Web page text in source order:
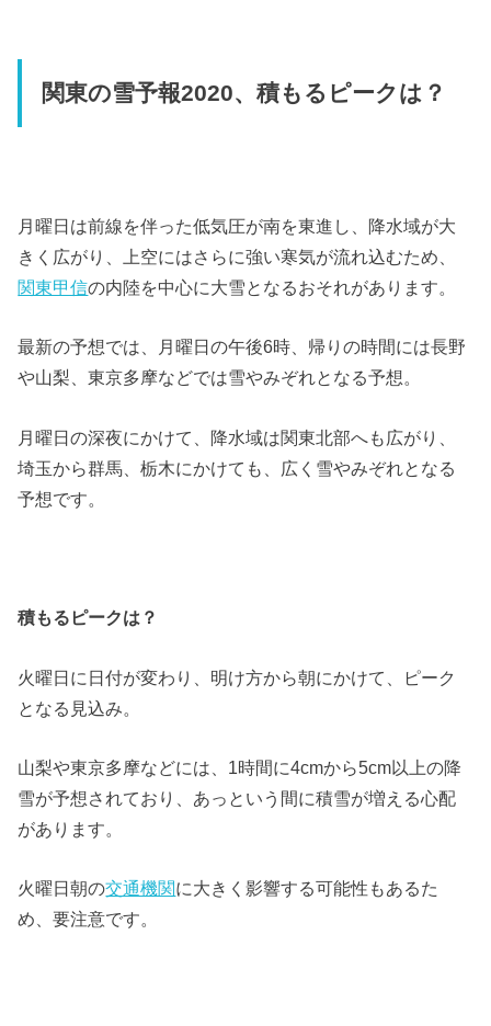
関東の雪予報2020、積もるピークは？
月曜日は前線を伴った低気圧が南を東進し、降水域が大
きく広がり、上空にはさらに強い寒気が流れ込むため、
関東甲信の内陸を中心に大雪となるおそれがあります。
最新の予想では、月曜日の午後6時、帰りの時間には長野
や山梨、東京多摩などでは雪やみぞれとなる予想。
月曜日の深夜にかけて、降水域は関東北部へも広がり、
埼玉から群馬、栃木にかけても、広く雪やみぞれとなる
予想です。
積もるピークは？
火曜日に日付が変わり、明け方から朝にかけて、ピーク
となる見込み。
山梨や東京多摩などには、1時間に4cmから5cm以上の降
雪が予想されており、あっという間に積雪が増える心配
があります。
火曜日朝の交通機関に大きく影響する可能性もあるた
め、要注意です。